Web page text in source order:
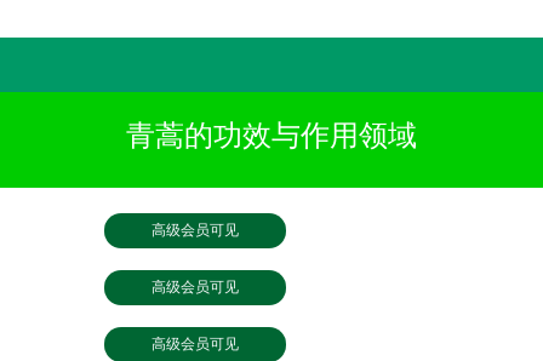
青蒿的功效与作用领域
高级会员可见
高级会员可见
高级会员可见